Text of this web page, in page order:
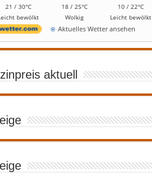
21 / 30°C
bewölkt
18 / 25°C
Wolkig
10 / 22°C
Leicht bewölkt
Aktuelles Wetter ansehen
aktuell